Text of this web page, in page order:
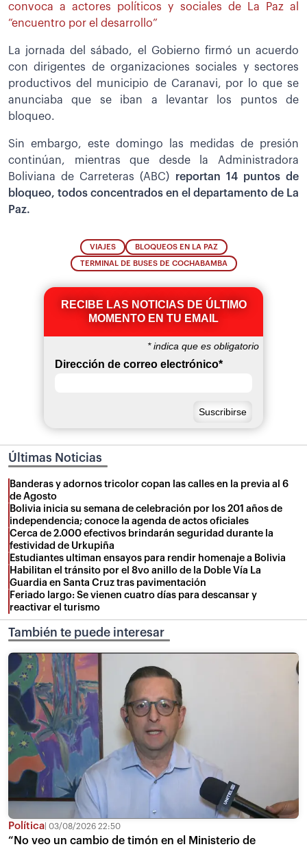
convoca a actores políticos y sociales de La Paz al
“encuentro por el desarrollo”
La jornada del sábado, el Gobierno firmó un acuerdo
con dirigentes de organizaciones sociales y sectores
productivos del municipio de Caranavi, por lo que se
anunciaba que se iban a levantar los puntos de
bloqueo.
Sin embargo, este domingo las medidas de presión
continúan, mientras que desde la Administradora
Boliviana de Carreteras (ABC) reportan 14 puntos de
bloqueo, todos concentrados en el departamento de La
Paz.
VIAJES BLOQUEOS EN LA PAZ
TERMINAL DE BUSES DE COCHABAMBA
RECIBE LAS NOTICIAS DE ÚLTIMO
MOMENTO EN TU EMAIL
*indica que es obligatorio
Dirección de correo electrónico*
Últimas Noticias
Banderas y adornos tricolor copan las calles en la previa al 6
de Agosto
Bolivia inicia su semana de celebración por los 201 años de
independencia; conoce la agenda de actos oficiales
Cerca de 2.000 efectivos brindarán seguridad durante la
festividad de Urkupiña
Estudiantes ultiman ensayos para rendir homenaje a Bolivia
Habilitan el tránsito por el 8vo anillo de la Doble Vía La
Guardia en Santa Cruz tras pavimentación
Feriado largo: Se vienen cuatro días para descansar y
reactivar el turismo
También te puede interesar
Política 03/08/2026 22:50
“No veo un cambio de timón en el Ministerio de